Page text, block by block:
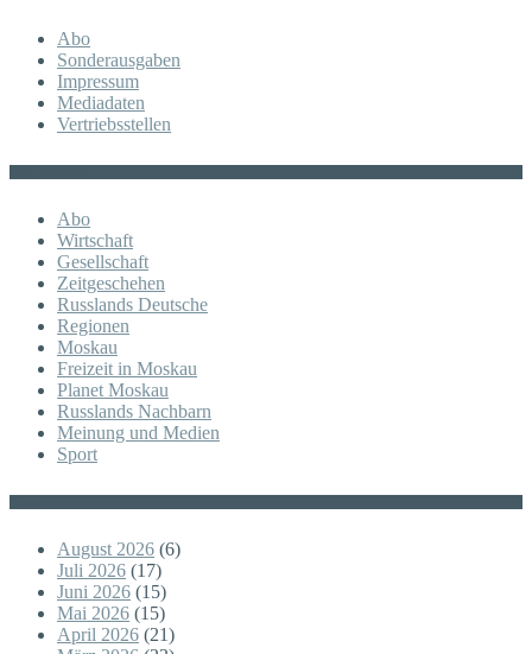
Abo
Sonderausgaben
Impressum
Mediadaten
Vertriebsstellen
Abo
Wirtschaft
Gesellschaft
Zeitgeschehen
Russlands Deutsche
Regionen
Moskau
Freizeit in Moskau
Planet Moskau
Russlands Nachbarn
Meinung und Medien
Sport
August 2026 (6)
Juli 2026 (17)
Juni 2026 (15)
Mai 2026 (15)
April 2026 (21)